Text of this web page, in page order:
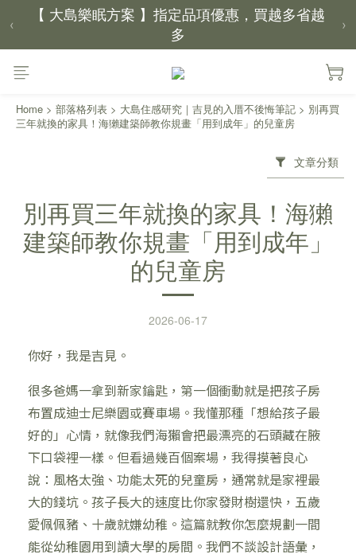
【新家入厝禮】新家起點，送上祝福
【 涼感家族 】天氣越熱，優惠越多
父親節｜靠山計劃，最高折 $2,500
‹ ›
Home > 部落格列表 > 大島住感研究｜吉見的入厝不後悔筆記 > 別再買
三年就換的家具！海獺建築師教你規畫「用到成年」的兒童房
文章分類
別再買三年就換的家具！海獺
建築師教你規畫「用到成年」
的兒童房
2026-06-17
你好，我是吉見。
很多爸媽一拿到新家鑰匙，第一個衝動就是把孩子房
布置成迪士尼樂園或賽車場。我懂那種「想給孩子最
好的」心情，就像我們海獺會把最漂亮的石頭藏在腋
下口袋裡一樣。但看過幾百個案場，我得摸著良心
說：風格太強、功能太死的兒童房，通常就是家裡最
大的錢坑。孩子長大的速度比你家發財樹還快，五歲
愛佩佩豬、十歲就嫌幼稚。這篇就教你怎麼規劃一間
能從幼稚園用到讀大學的房間。我們不談設計語彙，